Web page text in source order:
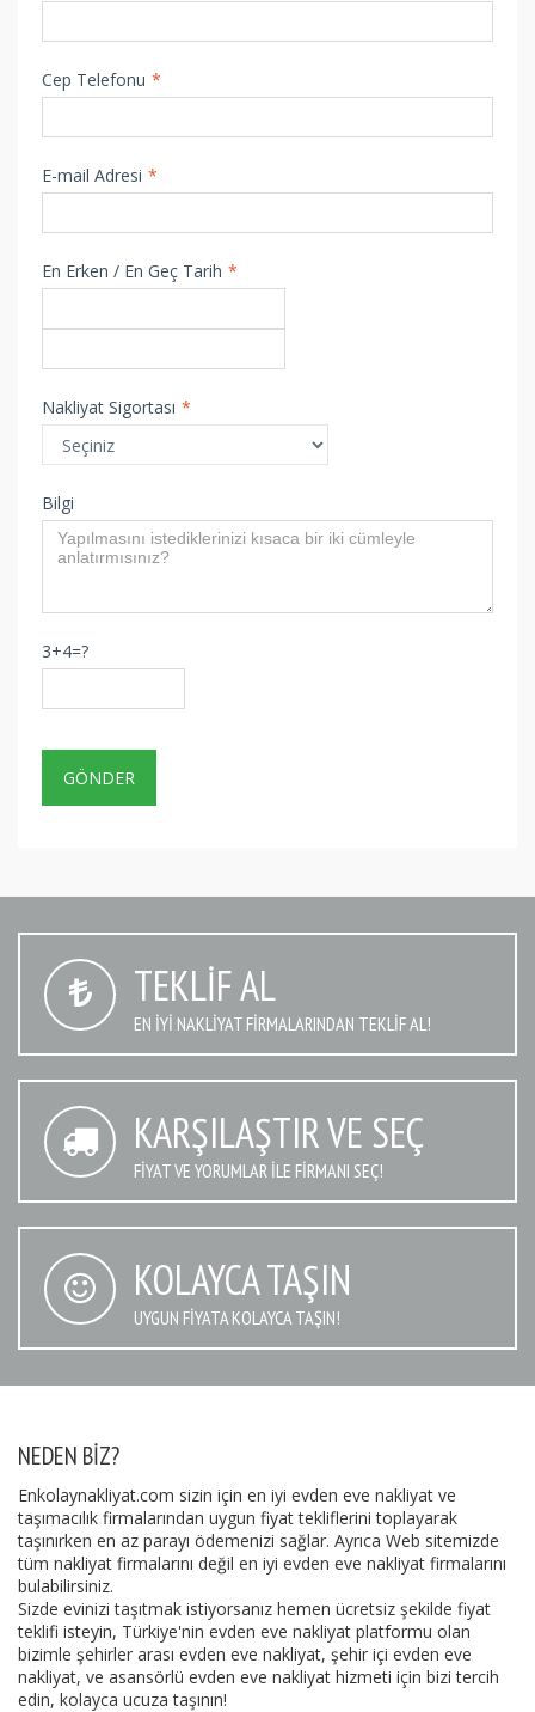
Cep Telefonu *
E-mail Adresi *
En Erken / En Geç Tarih *
Nakliyat Sigortası *
Bilgi
3+4=?
TEKLIF AL
EN IYI NAKLIYAT FIRMALARINDAN TEKLIF AL!
KARŞILAŞTIR VE SEÇ
FIYAT VE YORUMLAR İLE FIRMANI SEÇ!
KOLAYCA TAŞIN
UYGUN FIYATA KOLAYCA TAŞIN!
NEDEN BIZ?
Enkolaynakliyat.com sizin için en iyi evden eve nakliyat ve
taşımacılık firmalarından uygun fiyat tekliflerini toplayarak
taşınırken en az parayı ödemenizi sağlar. Ayrıca Web sitemizde
tüm nakliyat firmalarını değil en iyi evden eve nakliyat firmalarını
bulabilirsiniz.
Sizde evinizi taşıtmak istiyorsanız hemen ücretsiz şekilde fiyat
teklifi isteyin, Türkiye'nin evden eve nakliyat platformu olan
bizimle şehirler arası evden eve nakliyat, şehir içi evden eve
nakliyat, ve asansörlü evden eve nakliyat hizmeti için bizi tercih
edin, kolayca ucuza taşının!